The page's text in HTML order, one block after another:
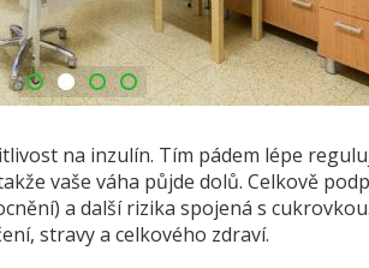
na inzulín. Tím pádem lépe
vaše váha půjde dolů. Celkově
a další rizika spojená s
stravy a celkového zdraví.